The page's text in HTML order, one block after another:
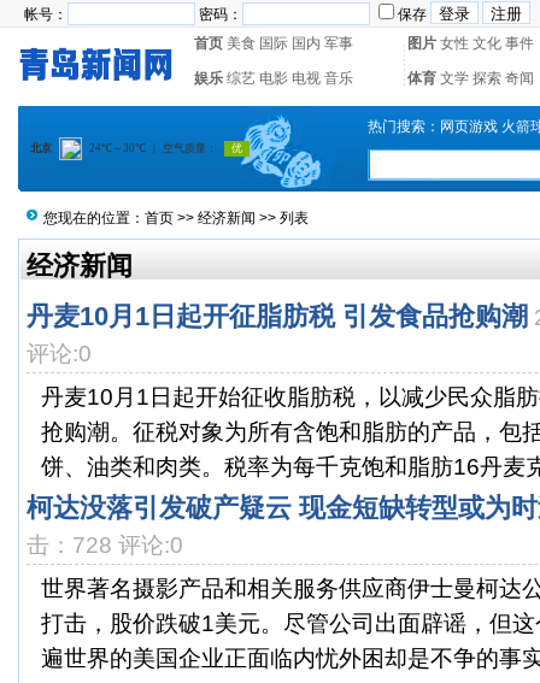
帐号： 密码：
保存
首页 美食 国际 国内 军事 图片 女性 文化 事件
娱乐 综艺 电影 电视 音乐 体育 文学 探索 奇闻
热门搜索： 网页游戏 火箭
您现在的位置： 首页 >> 经济新闻 >> 列表
经济新闻
丹麦10月1日起开征脂肪税 引发食品抢购潮
评论:0
丹麦10月1日起开始征收脂肪税，以减少民众脂
抢购潮。征税对象为所有含饱和脂肪的产品，包
饼、油类和肉类。税率为每千克饱和脂肪16丹麦
柯达没落引发破产疑云 现金短缺转型或为
击：728 评论:0
世界著名摄影产品和相关服务供应商伊士曼柯达
打击，股价跌破1美元。尽管公司出面辟谣，但这
遍世界的美国企业正面临内忧外困却是不争的